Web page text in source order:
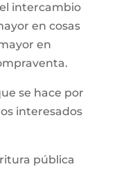
intercambio
en cosas
en
se hace por
interesados
pública